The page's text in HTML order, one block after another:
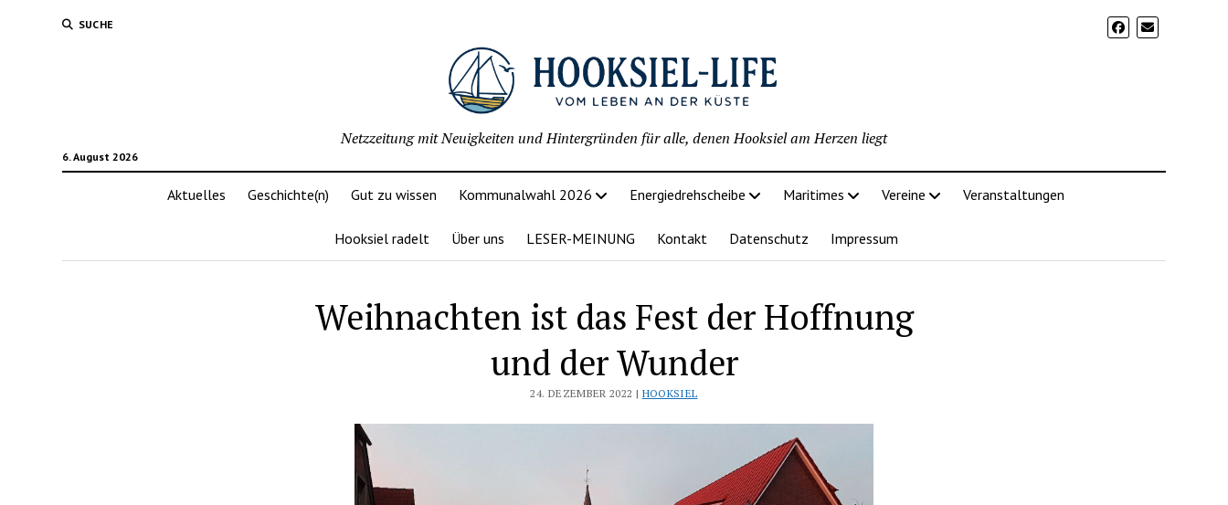
SUCHE
6. August 2026
Netzzeitung mit Neuigkeiten und Hintergründen für alle, denen Hooksiel am Herzen liegt
Aktuelles Geschichte(n) Gut zu wissen Kommunalwahl 2026 Energiedrehscheibe Maritimes Vereine Veranstaltungen
Hooksiel radelt Über uns LESER-MEINUNG Kontakt Datenschutz Impressum
Weihnachten ist das Fest der Hoffnung
und der Wunder
24. DEZEMBER 2022 | HOOKSIEL